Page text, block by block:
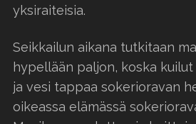
yksiraiteisia.
Seikkailun aikana tutkitaan
hypellään paljon, koska
ja vesi tappaa sokerioravan
oikeassa elämässä